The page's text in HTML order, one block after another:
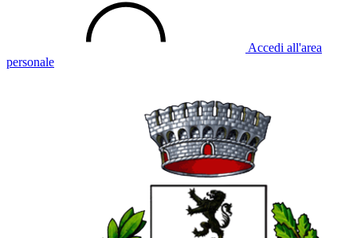
Accedi all'area
personale